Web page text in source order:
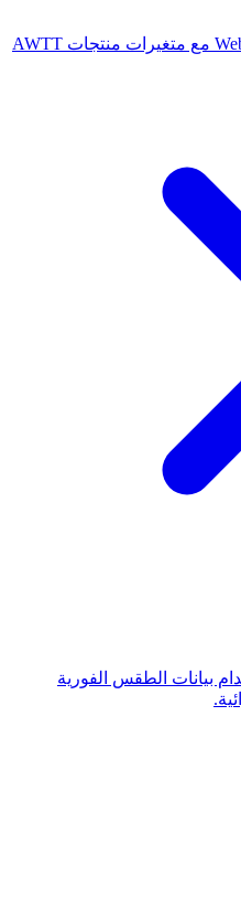
بيانات الطقس الفورية